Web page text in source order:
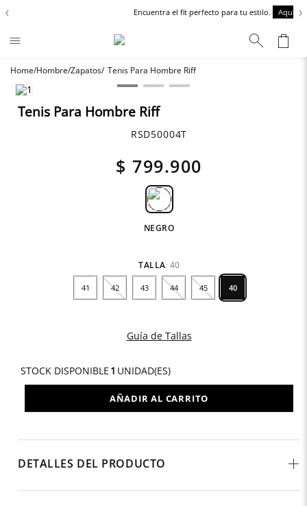
‹ Encuentra el fit perfecto para tu estilo. Aquí ›
Hombre Zapatos Tenis Para Hombre Riff
Tenis Para Hombre Riff
RSD50004T
$ 799.900
NEGRO
TALLA: 40
40
41 42 43 44 45
Guía de Tallas
STOCK DISPONIBLE 1 UNIDAD(ES)
AÑADIR AL CARRITO
DETALLES DEL PRODUCTO
Términos más buscados
1.